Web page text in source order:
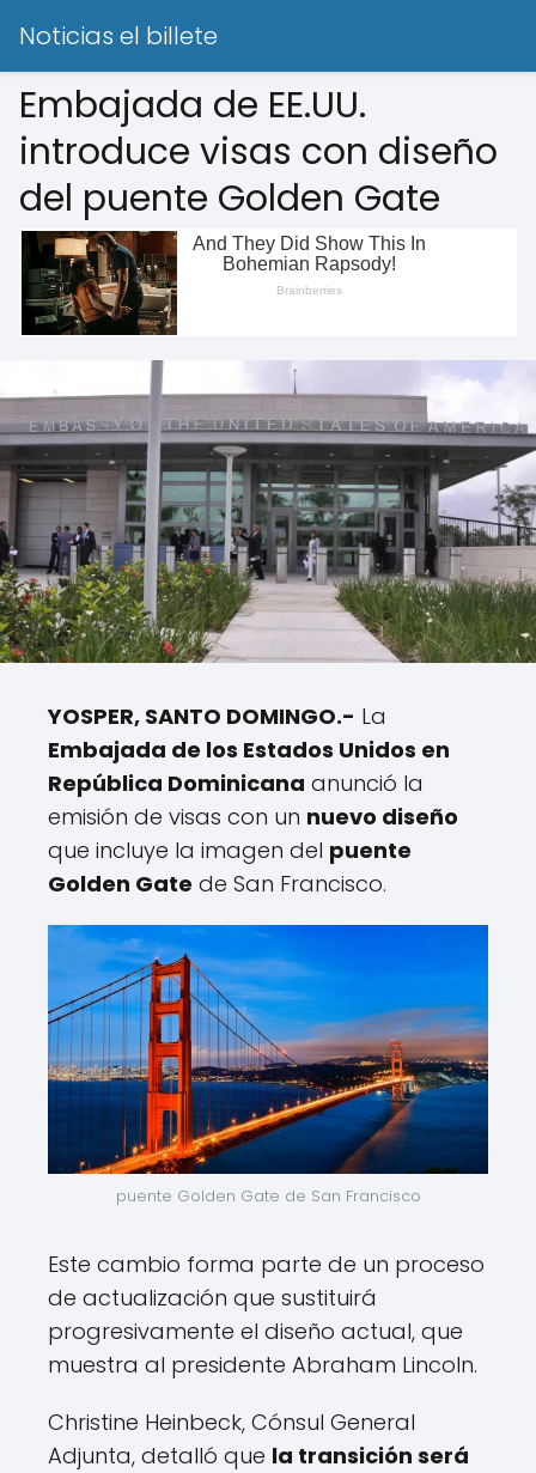
Noticias el billete
Embajada de EE.UU.
introduce visas con diseño
del puente Golden Gate
YOSPER, SANTO DOMINGO.- La
Embajada de los Estados Unidos en
República Dominicana anunció la
emisión de visas con un nuevo diseño
que incluye la imagen del puente
Golden Gate de San Francisco.
puente Golden Gate de San Francisco
Este cambio forma parte de un proceso
de actualización que sustituirá
progresivamente el diseño actual, que
muestra al presidente Abraham Lincoln.
Christine Heinbeck, Cónsul General
Adjunta, detalló que la transición será